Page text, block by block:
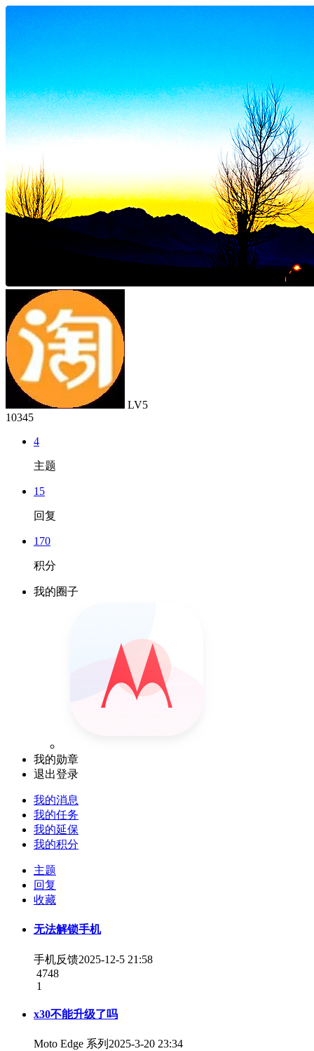
LV5
10345
4
主题
15
回复
170
积分
我的圈子
我的勋章
退出登录
我的消息
我的任务
我的延保
我的积分
主题
回复
收藏
无法解锁手机
手机反馈2025-12-5 21:58
4748
1
x30不能升级了吗
Moto Edge 系列 2025-3-20 23:34